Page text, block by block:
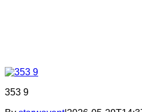
353 9